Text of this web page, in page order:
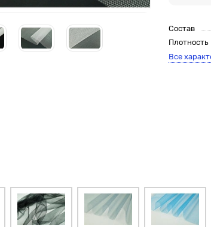
Состав
Плотность
Все